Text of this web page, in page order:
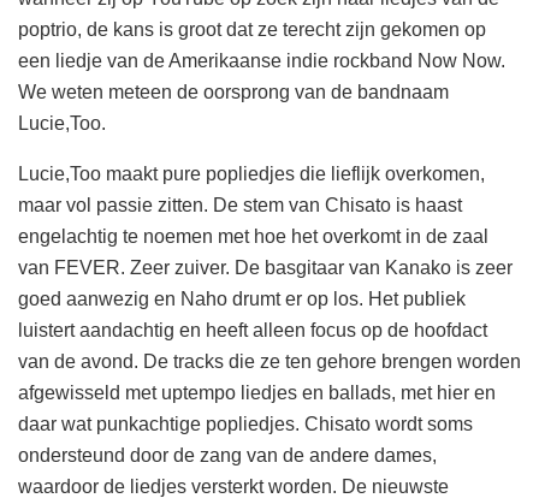
poptrio, de kans is groot dat ze terecht zijn gekomen op
een liedje van de Amerikaanse indie rockband Now Now.
We weten meteen de oorsprong van de bandnaam
Lucie,Too.
Lucie,Too maakt pure popliedjes die lieflijk overkomen,
maar vol passie zitten. De stem van Chisato is haast
engelachtig te noemen met hoe het overkomt in de zaal
van FEVER. Zeer zuiver. De basgitaar van Kanako is zeer
goed aanwezig en Naho drumt er op los. Het publiek
luistert aandachtig en heeft alleen focus op de hoofdact
van de avond. De tracks die ze ten gehore brengen worden
afgewisseld met uptempo liedjes en ballads, met hier en
daar wat punkachtige popliedjes. Chisato wordt soms
ondersteund door de zang van de andere dames,
waardoor de liedjes versterkt worden. De nieuwste